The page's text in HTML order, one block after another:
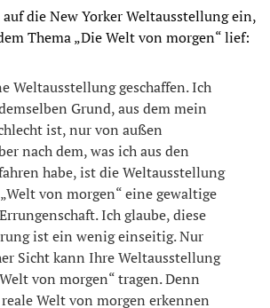
die New Yorker Weltausstellung ein,
Thema „Die Welt von morgen“ lief:
Weltausstellung geschaffen. Ich
Grund, aus dem mein
ist, nur von außen
nach dem, was ich aus den
habe, ist die Weltausstellung
von morgen“ eine gewaltige
Ich glaube, diese
ist ein wenig einseitig. Nur
Sicht kann Ihre Weltausstellung
von morgen“ tragen. Denn
Welt von morgen erkennen